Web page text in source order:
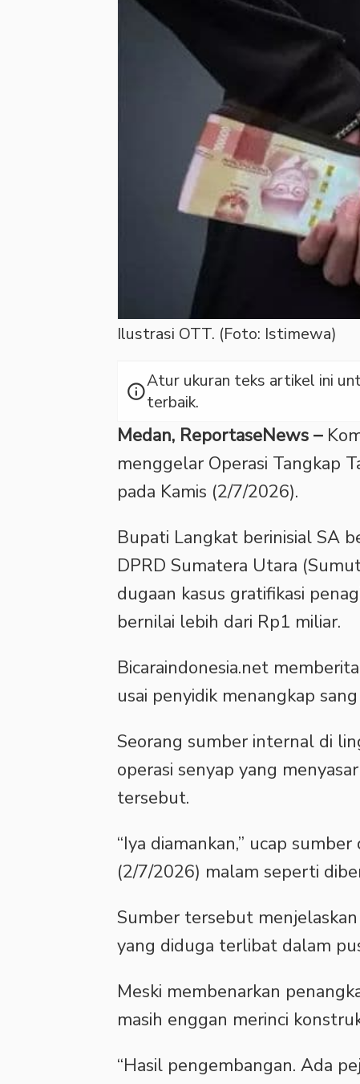
Ilustrasi OTT. (Foto: Istimewa)
infoAtur ukuran teks artikel ini
terbaik.
Medan, ReportaseNews –
menggelar Operasi Tangkap
pada Kamis (2/7/2026).
Bupati Langkat berinisial SA
DPRD Sumatera Utara
dugaan kasus gratifikasi
bernilai lebih dari Rp1 miliar.
Bicaraindonesia.net
usai penyidik menangkap
Seorang sumber internal di
operasi senyap yang
tersebut.
“Iya diamankan,” ucap
(2/7/2026) malam seperti
Sumber tersebut
yang diduga terlibat dalam
Meski membenarkan
masih enggan merinci
“Hasil pengembangan. Ada